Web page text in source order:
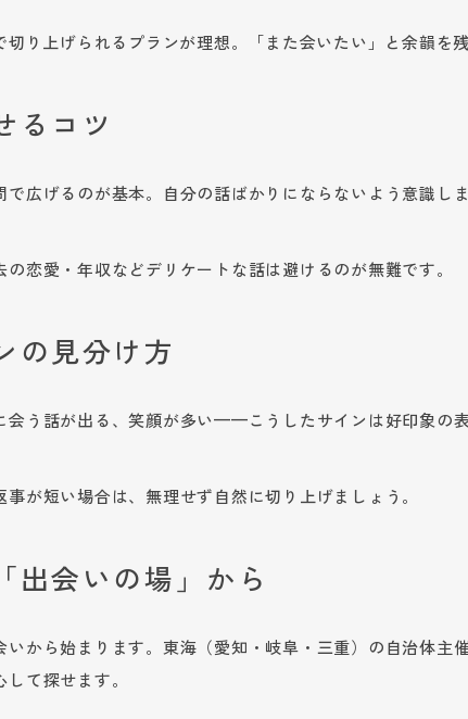
り上げられるプランが理想。「また会いたい」と余韻を残
るコツ
広げるのが基本。自分の話ばかりにならないよう意識しま
恋愛・年収などデリケートな話は避けるのが無難です。
の見分け方
会う話が出る、笑顔が多い——こうしたサインは好印象の表
が短い場合は、無理せず自然に切り上げましょう。
出会いの場」から
いから始まります。東海（愛知・岐阜・三重）の自治体主
て探せます。